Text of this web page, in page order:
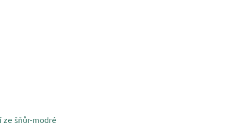
ze šňůr-modré